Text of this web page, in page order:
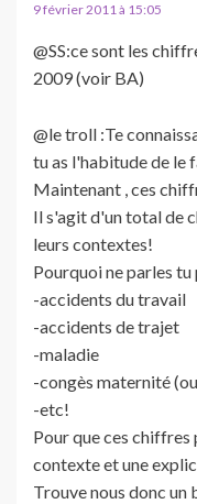
9 février 2011 à 15:05
@SS:ce sont les
2009 (voir BA)
@le troll :Te
tu as l'habitude de le
Maintenant , ces
Il s'agit d'un total de
leurs contextes!
Pourquoi ne parles tu
-accidents du travail
-accidents de trajet
-maladie
-congès maternité
-etc!
Pour que ces chiffres
contexte et une
Trouve nous donc un